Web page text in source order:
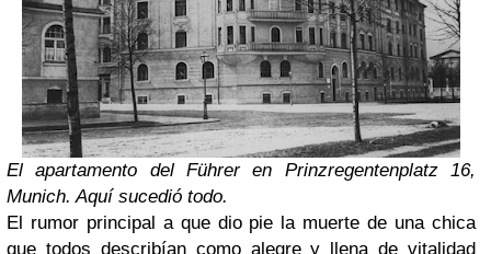
El apartamento del Führer en Prinzregentenplatz 16,
Munich. Aquí sucedió todo.
El rumor principal a que dio pie la muerte de una chica
que todos describían como alegre y llena de vitalidad